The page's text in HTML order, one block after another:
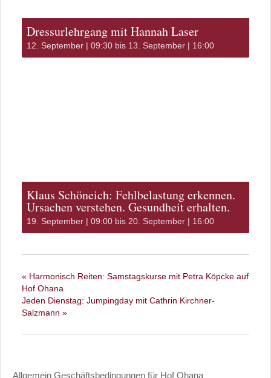
Dressurlehrgang mit Hannah Laser
12. September | 09:30 bis 13. September | 16:00
Klaus Schöneich: Fehlbelastung erkennen.
Ursachen verstehen. Gesundheit erhalten.
19. September | 09:00 bis 20. September | 16:00
« Harmonisch Reiten: Samstagskurse mit Petra Köpcke auf
Hof Ohana
Jeden Dienstag: Jumpingday mit Cathrin Kirchner-
Salzmann »
Allgemein Geschäftsbedingungen für Hof Ohana